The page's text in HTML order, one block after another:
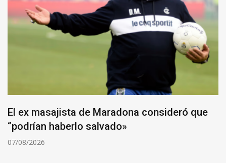
El ex masajista de Maradona consideró que
“podrían haberlo salvado»
07/08/2026